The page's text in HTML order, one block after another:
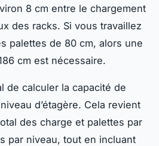
8 cm entre le chargement
des racks. Si vous travaillez
palettes de 80 cm, alors une
cm est nécessaire.
de calculer la capacité de
d’étagère. Cela revient
des charge et palettes par
par niveau, tout en incluant